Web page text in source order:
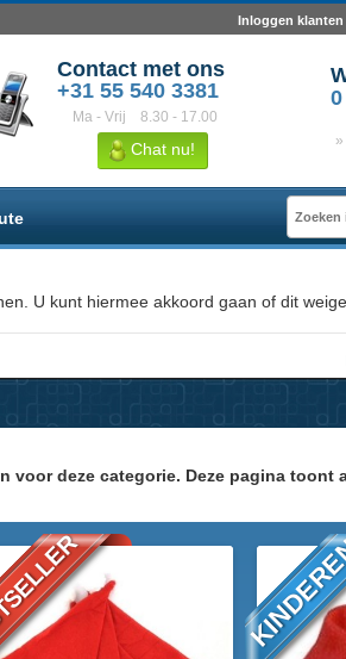
Inloggen klanten
Contact met ons
+31 55 540 3381
Ma - Vrij 8.30 - 17.00
Chat nu!
0
U kunt hiermee akkoord gaan of dit
voor deze categorie. Deze pagina toont